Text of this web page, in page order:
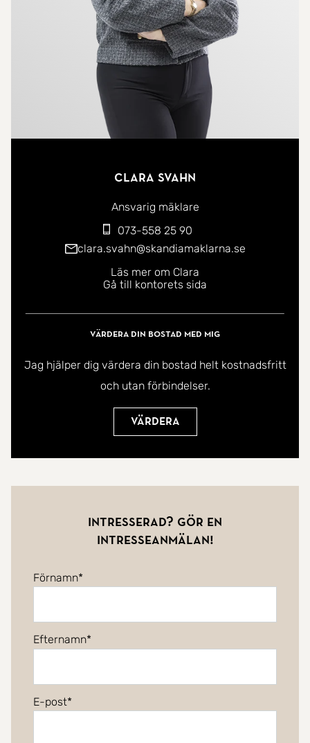
Clara Svahn
Ansvarig mäklare
073-558 25 90
clara.svahn@skandiamaklarna.se
Läs mer om Clara
Gå till kontorets sida
Värdera din bostad med mig
Jag hjälper dig värdera din bostad helt kostnadsfritt
och utan förbindelser.
Värdera
Intresserad? Gör en
intresseanmälan!
Förnamn
Efternamn
E-post